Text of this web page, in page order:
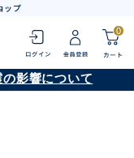
ップ
0
影響について